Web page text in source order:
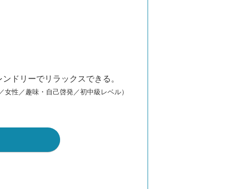
ドリーでリラックスできる。
女性／趣味・自己啓発／初中級レベル）